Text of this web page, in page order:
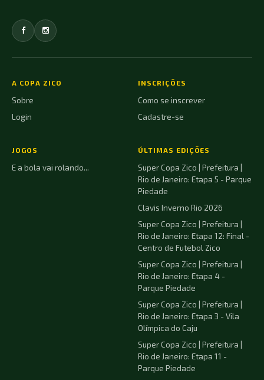
A COPA ZICO
Sobre
Login
INSCRIÇÕES
Como se inscrever
Cadastre-se
JOGOS
E a bola vai rolando...
ÚLTIMAS EDIÇÕES
Super Copa Zico | Prefeitura |
Rio de Janeiro: Etapa 5 - Parque
Piedade
Clavis Inverno Rio 2026
Super Copa Zico | Prefeitura |
Rio de Janeiro: Etapa 12: Final -
Centro de Futebol Zico
Super Copa Zico | Prefeitura |
Rio de Janeiro: Etapa 4 -
Parque Piedade
Super Copa Zico | Prefeitura |
Rio de Janeiro: Etapa 3 - Vila
Olímpica do Caju
Super Copa Zico | Prefeitura |
Rio de Janeiro: Etapa 11 -
Parque Piedade